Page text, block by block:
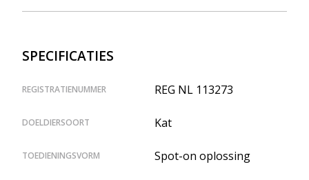
SPECIFICATIES
REGISTRATIENUMMER REG NL 113273
DOELDIERSOORT Kat
TOEDIENINGSVORM Spot-on oplossing